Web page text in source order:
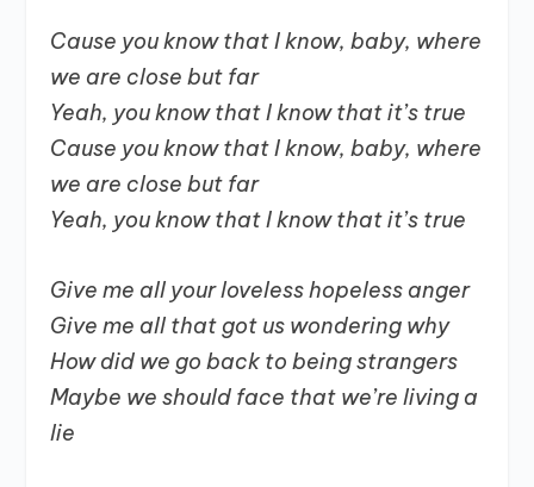
Cause you know that I know, baby, where
we are close but far
Yeah, you know that I know that it’s true
Cause you know that I know, baby, where
we are close but far
Yeah, you know that I know that it’s true
Give me all your loveless hopeless anger
Give me all that got us wondering why
How did we go back to being strangers
Maybe we should face that we’re living a
lie